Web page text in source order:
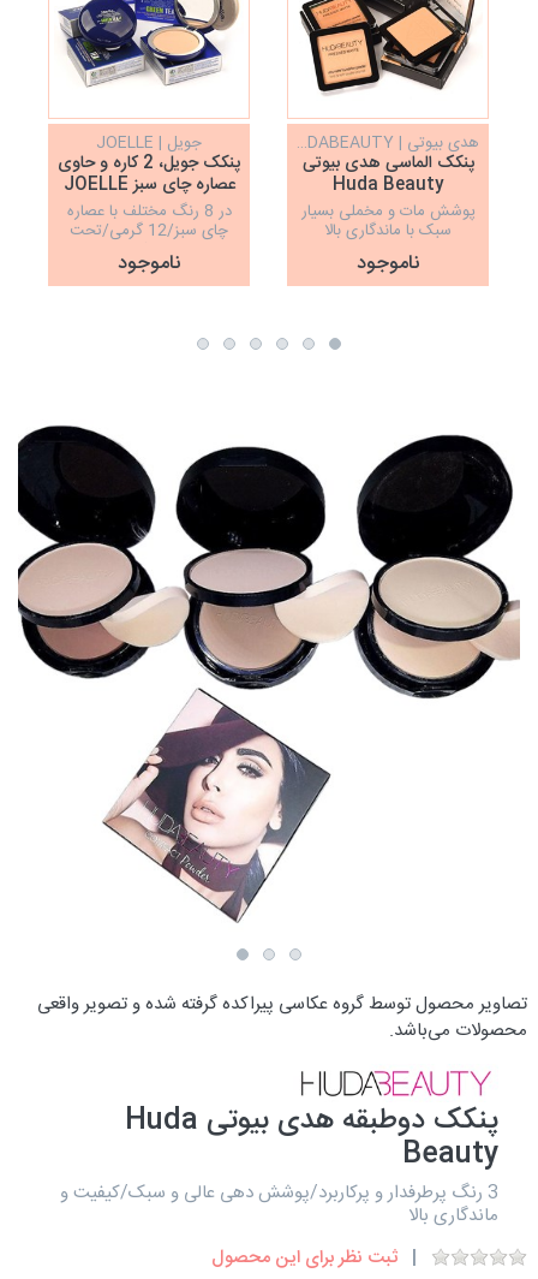
هدی بیوتی | HUDABEAUTY
پنکک الماسی هدی بیوتی
Huda Beauty
پوشش مات و مخملی بسیار
سبک با ماندگاری بالا
ناموجود
جویل | JOELLE
پنکک جویل، 2 کاره و حاوی
عصاره چای سبز JOELLE
در 8 رنگ مختلف با عصاره
چای سبز/12 گرمی/تحت
لیسانس رد اف ویو ایتالیا
ناموجود
تصاویر محصول توسط گروه عکاسی پیراکده گرفته شده و تصویر واقعی
محصولات می‌باشد.
پنکک دوطبقه هدی بیوتی Huda
Beauty
3 رنگ پرطرفدار و پرکاربرد/پوشش دهی عالی و سبک/کیفیت و
ماندگاری بالا
ثبت نظر برای این محصول